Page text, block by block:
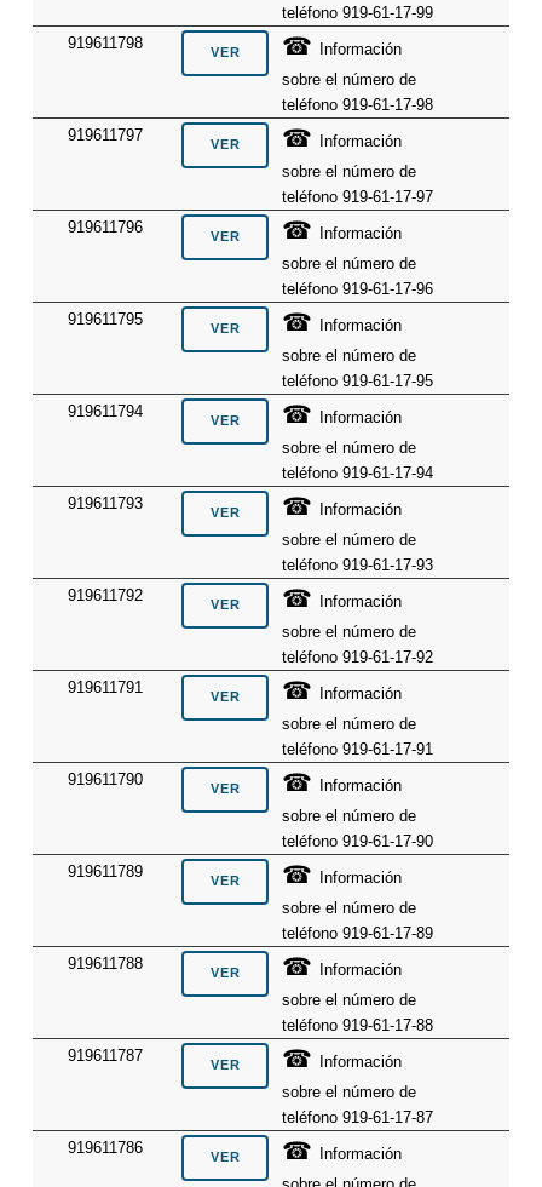
teléfono 919-61-17-99
919611798
☎
Información
sobre el número de
teléfono 919-61-17-98
919611797
☎
Información
sobre el número de
teléfono 919-61-17-97
919611796
☎
Información
sobre el número de
teléfono 919-61-17-96
919611795
☎
Información
sobre el número de
teléfono 919-61-17-95
919611794
☎
Información
sobre el número de
teléfono 919-61-17-94
919611793
☎
Información
sobre el número de
teléfono 919-61-17-93
919611792
☎
Información
sobre el número de
teléfono 919-61-17-92
919611791
☎
Información
sobre el número de
teléfono 919-61-17-91
919611790
☎
Información
sobre el número de
teléfono 919-61-17-90
919611789
☎
Información
sobre el número de
teléfono 919-61-17-89
919611788
☎
Información
sobre el número de
teléfono 919-61-17-88
919611787
☎
Información
sobre el número de
teléfono 919-61-17-87
919611786
☎
Información